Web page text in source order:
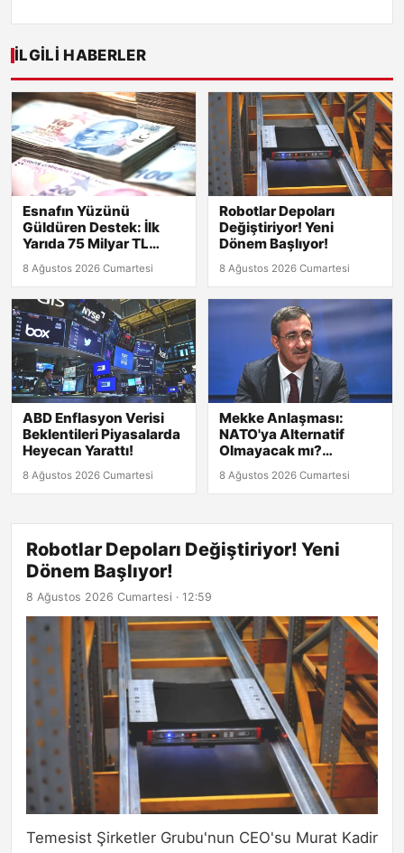
İLGILI HABERLER
Esnafın Yüzünü
Güldüren Destek: İlk
Yarıda 75 Milyar TL
8 Ağustos 2026 Cumartesi
Robotlar Depoları
Değiştiriyor! Yeni
Dönem Başlıyor!
8 Ağustos 2026 Cumartesi
ABD Enflasyon Verisi
Beklentileri Piyasalarda
Heyecan Yarattı!
8 Ağustos 2026 Cumartesi
Mekke Anlaşması:
NATO'ya Alternatif
Olmayacak mı?
Yardımcısı Yılmaz
Açıklıyor!
8 Ağustos 2026 Cumartesi
Robotlar Depoları Değiştiriyor! Yeni
Dönem Başlıyor!
8 Ağustos 2026 Cumartesi · 12:59
Temesist Şirketler Grubu'nun CEO'su Murat Kadir